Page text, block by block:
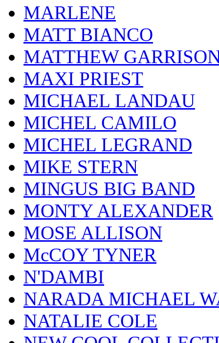
MARLENE
MATT BIANCO
MATTHEW
MAXI PRIEST
MICHAEL LANDAU
MICHEL CAMILO
MICHEL LEGRAND
MIKE STERN
MINGUS BIG BAND
MONTY ALEXANDER
MOSE ALLISON
McCOY TYNER
N'DAMBI
NARADA MICHAEL
NATALIE COLE